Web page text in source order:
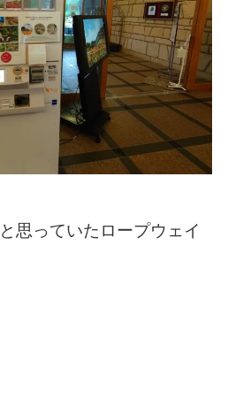
思っていたロープウェイ